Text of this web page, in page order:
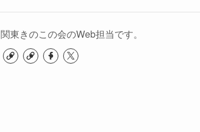
関東きのこの会のWeb担当です。